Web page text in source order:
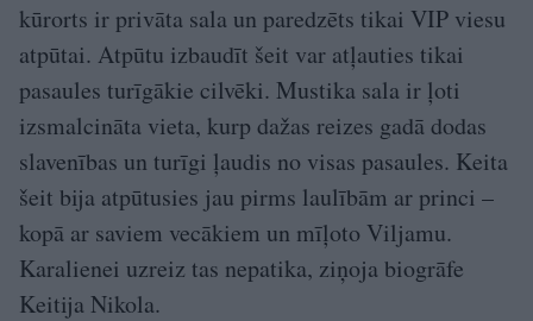
kūrorts ir privāta sala un paredzēts tikai VIP viesu
atpūtai. Atpūtu izbaudīt šeit var atļauties tikai
pasaules turīgākie cilvēki. Mustika sala ir ļoti
izsmalcināta vieta, kurp dažas reizes gadā dodas
slavenības un turīgi ļaudis no visas pasaules. Keita
šeit bija atpūtusies jau pirms laulībām ar princi –
kopā ar saviem vecākiem un mīļoto Viljamu.
Karalienei uzreiz tas nepatika, ziņoja biogrāfe
Keitija Nikola.